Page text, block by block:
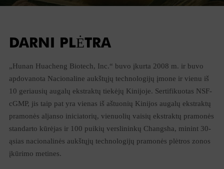
01
Maisto papildai
Natūralus, nulinis kalorijų kiekis. Išlaiko
vienuolio vaisių maistinę vertę
Rekomenduojamas produktas
DARNI PLĖTRA
„Hunan Huacheng Biotech, Inc.“ buvo įkurta 2008 m. ir buvo
apdovanota Nacionaline aukštųjų technologijų įmone ir vienu iš
10 geriausių augalų ekstraktų tiekėjų Kinijoje. Sertifikuotas NSF-
cGMP, jis taip pat yra vienas iš aštuonių Kinijos augalų ekstraktų
pramonės aljanso iniciatorių, vienuolių vaisių ekstraktų pramonės
standarto kūrėjas ir 100 puikių verslininkų Changsha, minint 30-
ąsias nacionalinės aukštųjų technologijų pramonės plėtros zonos
įkūrimo metines.